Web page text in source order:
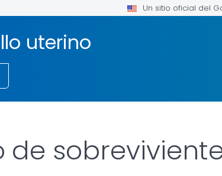
Un sitio oficial del
uterino
de